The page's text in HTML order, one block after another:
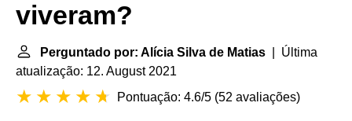
viveram?
Perguntado por: Alícia Silva de Matias | Última
atualização: 12. August 2021
Pontuação: 4.6/5 (52 avaliações)